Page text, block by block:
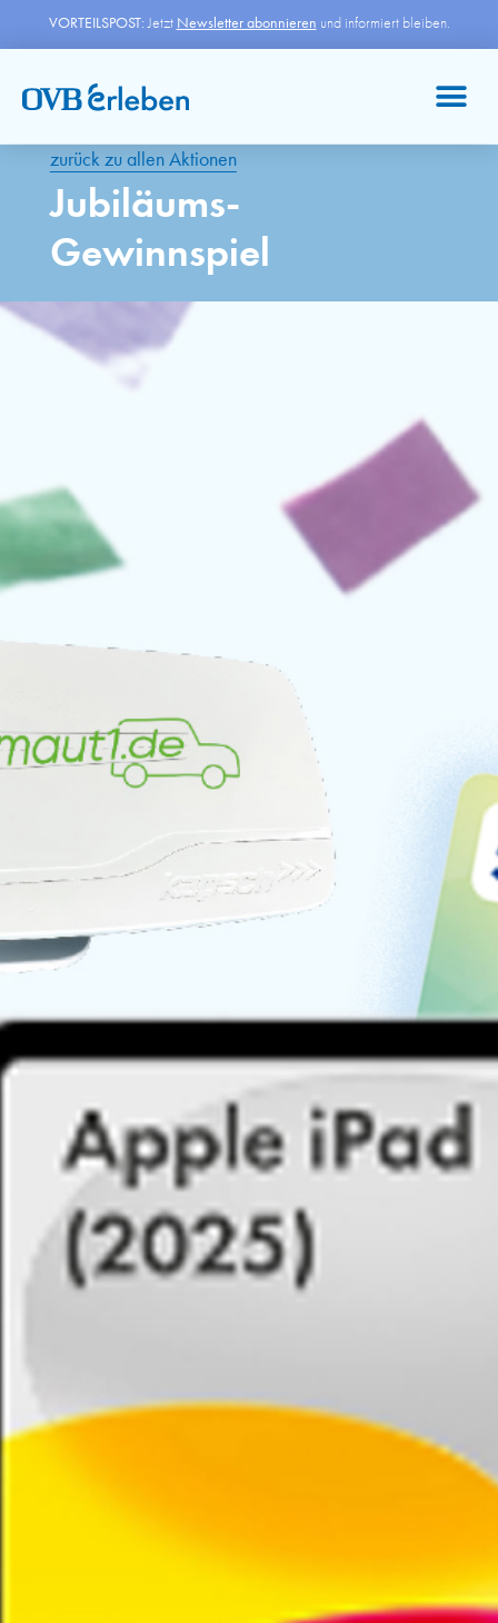
VORTEILSPOST:Jetzt Newsletter abonnieren und informiert bleiben.
zurück zu allen Aktionen
Jubiläums-
Gewinnspiel